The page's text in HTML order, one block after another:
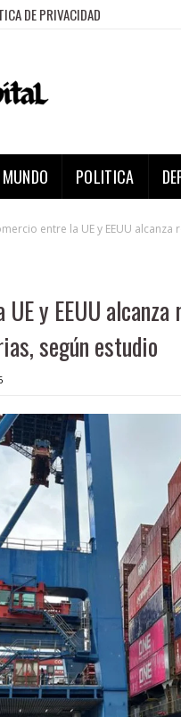
DE PRIVACIDAD
MUNDO POLITICA
entre la UE y EEUU
y EEUU
según estudio